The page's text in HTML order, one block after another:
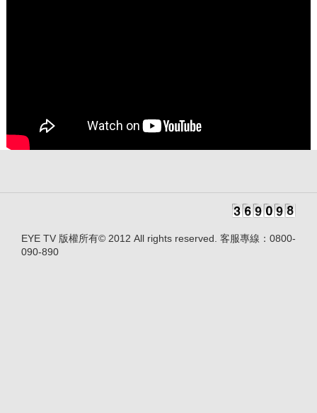
EYE TV 版權所有© 2012 All rights reserved. 客服專線：0800-
090-890